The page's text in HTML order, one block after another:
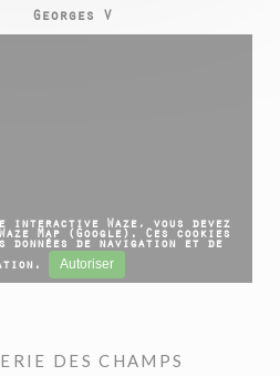
Georges V
Waze, vous devez
Map (Google). Ces cookies
données de navigation et de
Autoriser
DES CHAMPS